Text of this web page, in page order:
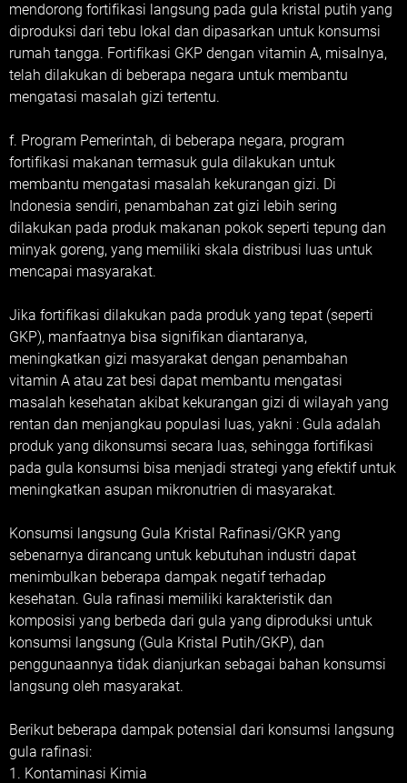
mendorong fortifikasi langsung pada gula kristal putih yang
diproduksi dari tebu lokal dan dipasarkan untuk konsumsi
rumah tangga. Fortifikasi GKP dengan vitamin A, misalnya,
telah dilakukan di beberapa negara untuk membantu
mengatasi masalah gizi tertentu.
f. Program Pemerintah, di beberapa negara, program
fortifikasi makanan termasuk gula dilakukan untuk
membantu mengatasi masalah kekurangan gizi. Di
Indonesia sendiri, penambahan zat gizi lebih sering
dilakukan pada produk makanan pokok seperti tepung dan
minyak goreng, yang memiliki skala distribusi luas untuk
mencapai masyarakat.
Jika fortifikasi dilakukan pada produk yang tepat (seperti
GKP), manfaatnya bisa signifikan diantaranya,
meningkatkan gizi masyarakat dengan penambahan
vitamin A atau zat besi dapat membantu mengatasi
masalah kesehatan akibat kekurangan gizi di wilayah yang
rentan dan menjangkau populasi luas, yakni : Gula adalah
produk yang dikonsumsi secara luas, sehingga fortifikasi
pada gula konsumsi bisa menjadi strategi yang efektif untuk
meningkatkan asupan mikronutrien di masyarakat.
Konsumsi langsung Gula Kristal Rafinasi/GKR yang
sebenarnya dirancang untuk kebutuhan industri dapat
menimbulkan beberapa dampak negatif terhadap
kesehatan. Gula rafinasi memiliki karakteristik dan
komposisi yang berbeda dari gula yang diproduksi untuk
konsumsi langsung (Gula Kristal Putih/GKP), dan
penggunaannya tidak dianjurkan sebagai bahan konsumsi
langsung oleh masyarakat.
Berikut beberapa dampak potensial dari konsumsi langsung
gula rafinasi:
1. Kontaminasi Kimia